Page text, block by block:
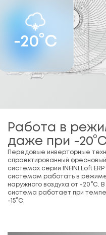
Работа в
даже при -20°С
Передовые инверторные
спроектированный
системах серии INFINI Loft
системам работать в
наружного воздуха от -20°С.
система работает при
-15°С.